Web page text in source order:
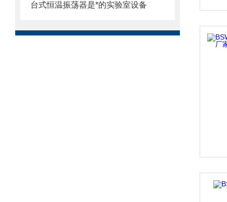
台式恒温振荡器是*的实验室设备